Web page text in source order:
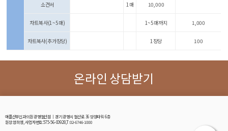
소견서 1매 10,000
차트복사(1~5매) 1~5매까지 1,000
차트복사(추가장당) 1장당 100
온라인 상담받기
애플산부인과의원 광명철산점│경기 광명시 철산로 36 양정타워 6층
원장:정희영, 사업자번호:575-56-00928,T:02-6746-1000